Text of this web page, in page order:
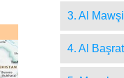
3. Al
4. Al